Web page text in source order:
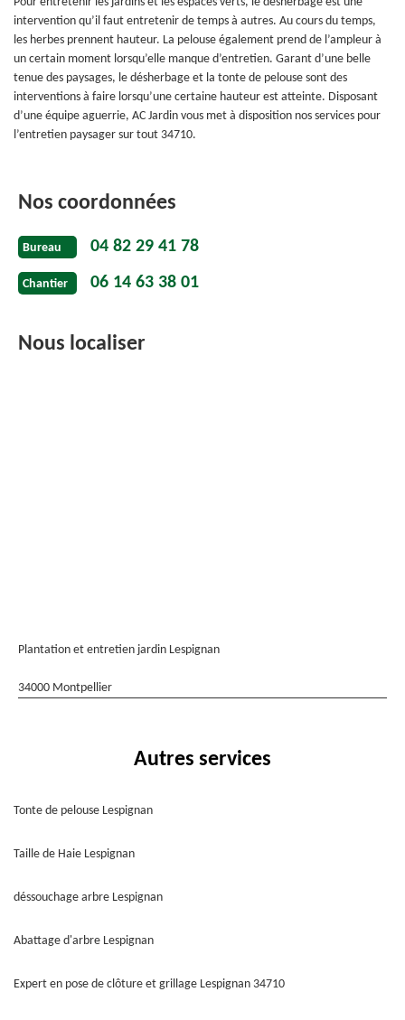
intervention qu’il faut entretenir de temps à autres. Au cours du temps,
les herbes prennent hauteur. La pelouse également prend de l’ampleur à
un certain moment lorsqu’elle manque d’entretien. Garant d’une belle
tenue des paysages, le désherbage et la tonte de pelouse sont des
interventions à faire lorsqu’une certaine hauteur est atteinte. Disposant
d’une équipe aguerrie, AC Jardin vous met à disposition nos services pour
l’entretien paysager sur tout 34710.
Nos coordonnées
Bureau 04 82 29 41 78
Chantier 06 14 63 38 01
Nous localiser
Plantation et entretien jardin Lespignan
34000 Montpellier
Autres services
Tonte de pelouse Lespignan
Taille de Haie Lespignan
déssouchage arbre Lespignan
Abattage d'arbre Lespignan
Expert en pose de clôture et grillage Lespignan 34710